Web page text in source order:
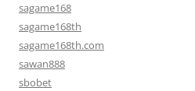
sagame168
sagame168th
sagame168th.com
sawan888
sbobet